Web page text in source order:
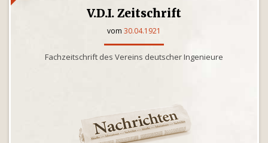
V.D.I. Zeitschrift
vom 30.04.1921
Fachzeitschrift des Vereins deutscher Ingenieure